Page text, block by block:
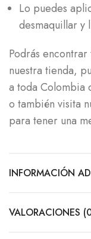
Lo puedes
desmaquillar
Podrás encontrar
nuestra tienda,
a toda Colombia
o también visita
para tener una
INFORMACIÓN
VALORACIONES